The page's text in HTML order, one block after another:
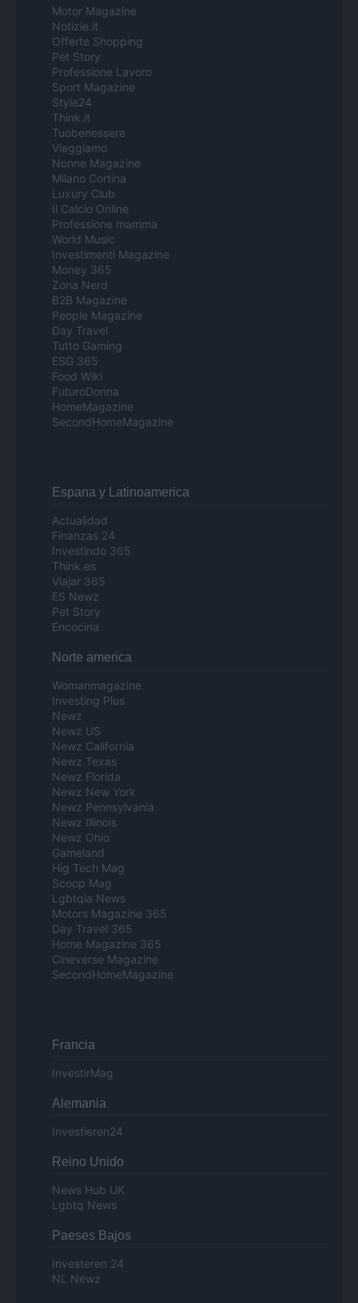
Motor Magazine
Notizie.it
Offerte Shopping
Pet Story
Professione Lavoro
Sport Magazine
Style24
Think.it
Tuobenessere
Viaggiamo
Nonne Magazine
Milano Cortina
Luxury Club
Il Calcio Online
Professione mamma
World Music
Investimenti Magazine
Money 365
Zona Nerd
B2B Magazine
People Magazine
Day Travel
Tutto Gaming
ESG 365
Food Wiki
FuturoDonna
HomeMagazine
SecondHomeMagazine
Espana y Latinoamerica
Actualidad
Finanzas 24
Investindo 365
Think.es
Viajar 365
ES Newz
Pet Story
Encocina
Norte america
Womanmagazine
Investing Plus
Newz
Newz US
Newz California
Newz Texas
Newz Florida
Newz New York
Newz Pennsylvania
Newz Illinois
Newz Ohio
Gameland
Hig Tech Mag
Scoop Mag
Lgbtqia News
Motors Magazine 365
Day Travel 365
Home Magazine 365
Cineverse Magazine
SecondHomeMagazine
Francia
InvestirMag
Alemania
Investieren24
Reino Unido
News Hub UK
Lgbtq News
Paeses Bajos
Investeren 24
NL Newz